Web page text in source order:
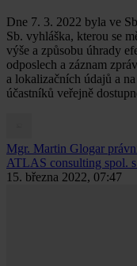
Dne 7. 3. 2022 byla ve
Sb. vyhláška, kterou se
výše a způsobu úhrady
odposlech a záznam
a lokalizačních údajů a
účastníků veřejně
Mgr. Martin Glogar
ATLAS consulting spol.
15. března 2022, 07:47